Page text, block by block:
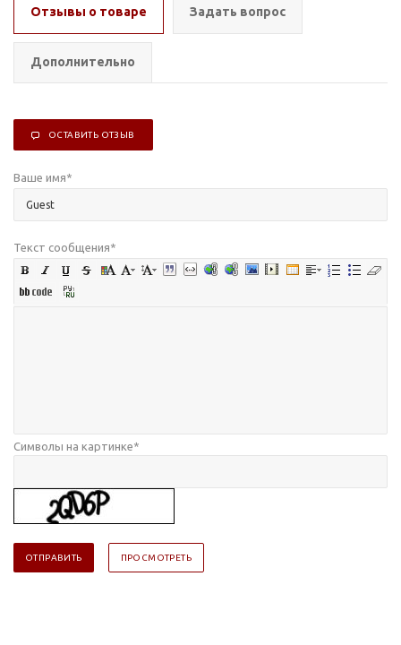
Отзывы о товаре Задать вопрос
Дополнительно
ОСТАВИТЬ ОТЗЫВ
Ваше имя*
Текст сообщения*
Символы на картинке*